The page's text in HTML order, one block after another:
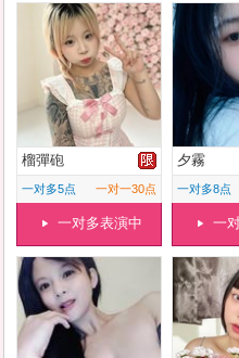
榴彈砲
一对多5点 一对一30点
一对多表演中
夕霧
一对多8点
一